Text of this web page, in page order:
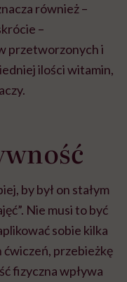
również –
–
przetworzonych i
ilości witamin,
by był on stałym
Nie musi to być
sobie kilka
przebieżkę
fizyczna wpływa